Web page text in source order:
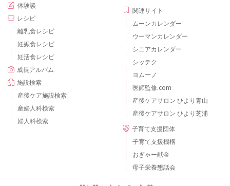
体験談
レシピ
離乳食レシピ
妊娠食レシピ
妊活食レシピ
成長アルバム
施設検索
産後ケア施設検索
産婦人科検索
婦人科検索
関連サイト
ムーンカレンダー
ウーマンカレンダー
シニアカレンダー
シッテク
ヨムーノ
医師監修.com
産後ケアサロン ひより青山
産後ケアサロン ひより芝浦
子育て支援団体
子育て支援機構
おぎゃー献金
母子栄養懇話会